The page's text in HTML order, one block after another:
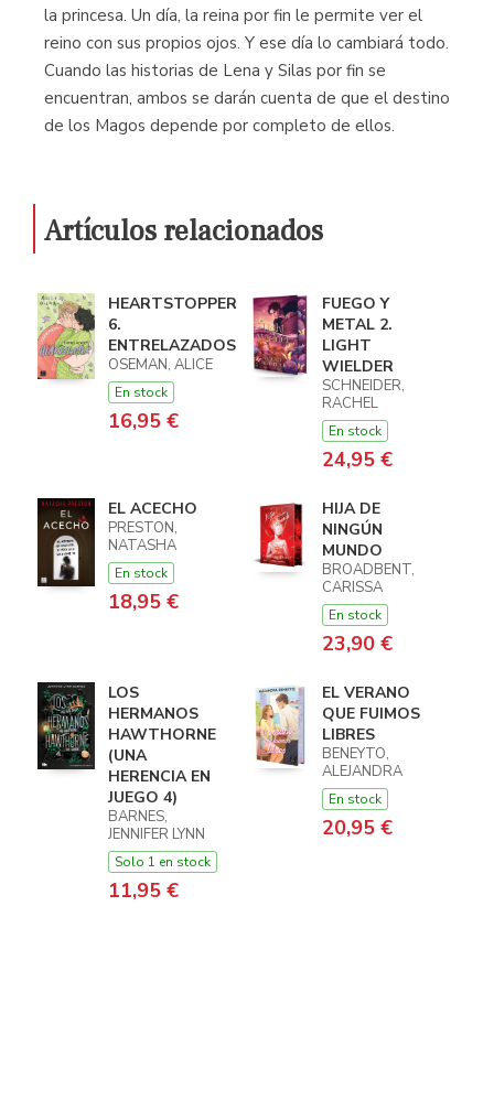
la princesa. Un día, la reina por fin le permite ver el
reino con sus propios ojos. Y ese día lo cambiará todo.
Cuando las historias de Lena y Silas por fin se
encuentran, ambos se darán cuenta de que el destino
de los Magos depende por completo de ellos.
Artículos relacionados
HEARTSTOPPER
6.
ENTRELAZADOS
OSEMAN, ALICE
En stock
16,95 €
FUEGO Y
METAL 2.
LIGHT
WIELDER
SCHNEIDER,
RACHEL
En stock
24,95 €
EL ACECHO
PRESTON,
NATASHA
En stock
18,95 €
HIJA DE
NINGÚN
MUNDO
BROADBENT,
CARISSA
En stock
23,90 €
LOS
HERMANOS
HAWTHORNE
(UNA
HERENCIA EN
JUEGO 4)
BARNES,
JENNIFER LYNN
Solo 1 en stock
11,95 €
EL VERANO
QUE FUIMOS
LIBRES
BENEYTO,
ALEJANDRA
En stock
20,95 €